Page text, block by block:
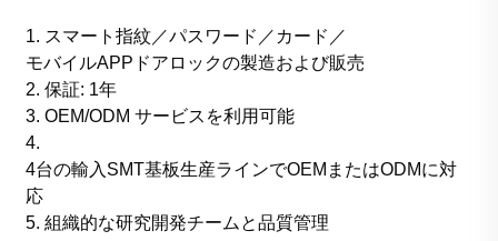
1. スマート指紋／パスワード／カード／
モバイルAPPドアロックの製造および販売
2. 保証: 1年
3. OEM/ODM サービスを利用可能
4.
4台の輸入SMT基板生産ラインでOEMまたはODMに対
応
5. 組織的な研究開発チームと品質管理